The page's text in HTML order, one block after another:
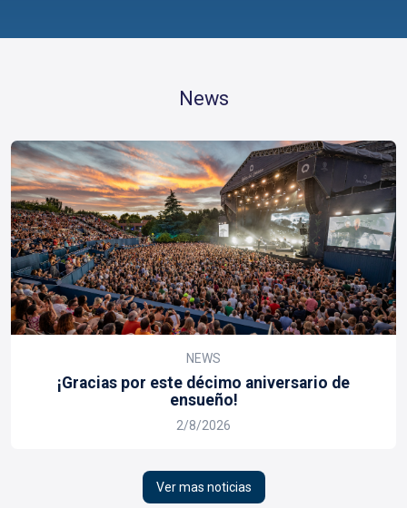
News
NEWS
¡Gracias por este décimo aniversario de
ensueño!
2/8/2026
Ver mas noticias